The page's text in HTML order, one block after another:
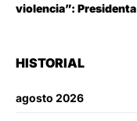
violencia”: Presidenta
HISTORIAL
agosto 2026